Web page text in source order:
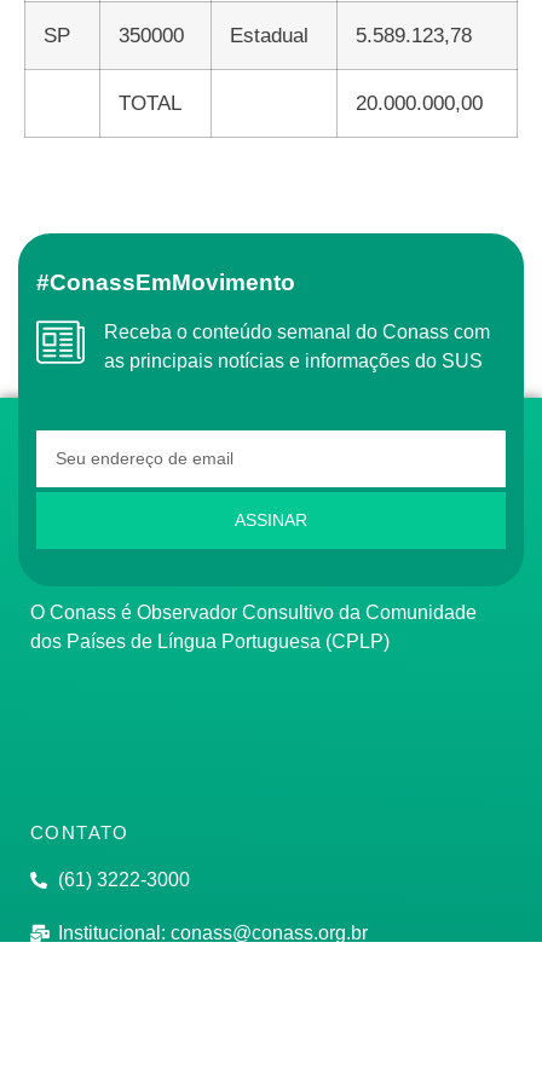
SP 350000 Estadual 5.589.123,78
TOTAL 20.000.000,00
#ConassEmMovimento
Receba o conteúdo semanal do Conass com
as principais notícias e informações do SUS
ASSINAR
O Conass é Observador Consultivo da Comunidade
dos Países de Língua Portuguesa (CPLP)
CONTATO
(61) 3222-3000
Institucional: conass@conass.org.br